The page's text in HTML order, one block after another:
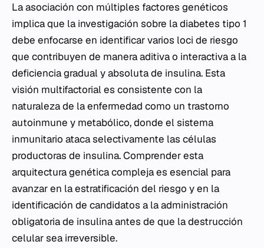
La asociación con múltiples factores genéticos
implica que la investigación sobre la diabetes tipo 1
debe enfocarse en identificar varios loci de riesgo
que contribuyen de manera aditiva o interactiva a la
deficiencia gradual y absoluta de insulina. Esta
visión multifactorial es consistente con la
naturaleza de la enfermedad como un trastorno
autoinmune y metabólico, donde el sistema
inmunitario ataca selectivamente las células
productoras de insulina. Comprender esta
arquitectura genética compleja es esencial para
avanzar en la estratificación del riesgo y en la
identificación de candidatos a la administración
obligatoria de insulina antes de que la destrucción
celular sea irreversible.